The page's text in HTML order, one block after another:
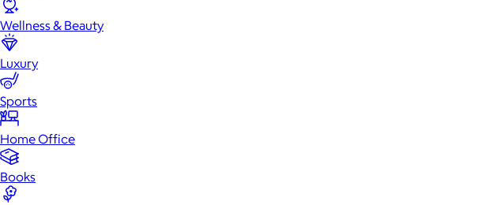
Wellness & Beauty
Luxury
Sports
Home Office
Books